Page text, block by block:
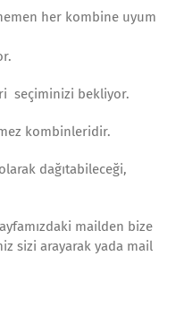
her kombine uyum
seçiminizi bekliyor.
kombinleridir.
dağıtabileceği,
mailden bize
sizi arayarak yada mail